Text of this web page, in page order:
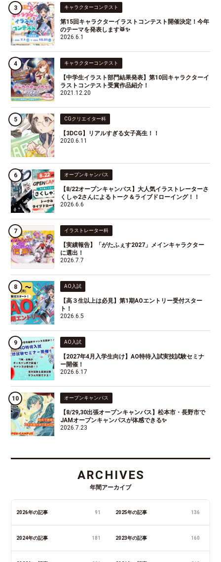
キャラクターコンテスト
第15回キャラクターイラストコンテスト開催決定！今年
のテーマを発表します🥁✨
2026.6.1
キャラクターコンテスト
【中学生イラスト部門結果発表】第10回キャラクターイ
ラストコンテスト受賞作品紹介！
2021.12.20
CGクリエイター科
【3DCG】リアルすぎる女子高生！！
2020.6.11
オープンキャンパス
【8/22オープンキャンパス】大人気イラストレーターさ
くしゃ2さんによるトーク＆ライブドローイング！！
2026.6.6
イラストレーター科
【実績報告】「がたふぇす2027」メインキャラクター
に選出！
2026.7.7
AO入試
【高３生以上は必見】第1期AOエントリー受付スター
ト！
2026.6.5
AO入試
【2027年4月入学生向け】AO特待入試実技試験セミナ
ー開催！
2026.6.17
オープンキャンパス
【8/29,30出張オープンキャンパス】松本市・長野市で
JAMオープンキャンパスが体感できる✨
2026.7.23
ARCHIVES
年間アーカイブ
2026年の記事 91 2025年の記事 136
2024年の記事 181 2023年の記事 160